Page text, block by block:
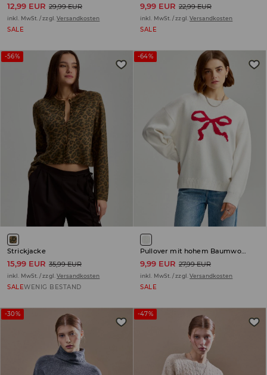
12,99 EUR 29,99 EUR
inkl. MwSt. / zzgl. Versandkosten
SALE
9,99 EUR 22,99 EUR
inkl. MwSt. / zzgl. Versandkosten
SALE
-56%
Strickjacke
15,99 EUR 35,99 EUR
inkl. MwSt. / zzgl.Versandkosten
SALEWENIG BESTAND
-64%
Pullover mit hohem Baumwollanteil
9,99 EUR 27,99 EUR
inkl. MwSt. / zzgl.Versandkosten
SALE
-30% -47%